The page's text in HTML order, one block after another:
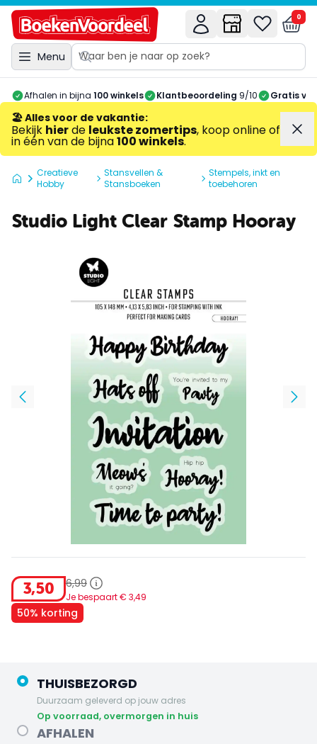
Menu
0
Afhalen in bijna 100 winkels Klantbeoordeling 9/10 Gratis
🏖️ Alles voor de vakantie:
Bekijk hierde leukste zomertips, koop online of
in één van de bijna100 winkels.
Creatieve
Hobby
Stansvellen &
Stansboeken
Stempels, inkt en
toebehoren
Studio Light Clear Stamp Hooray
3,50 6,99
Je bespaart € 3,49
50% korting
THUISBEZORGD
Duurzaam geleverd op jouw adres
op voorraad, overmorgen in huis
AFHALEN